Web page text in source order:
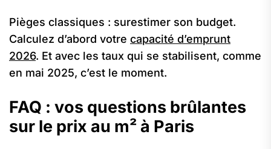
Pièges classiques : surestimer son budget.
Calculez d’abord votre capacité d’emprunt
2026. Et avec les taux qui se stabilisent, comme
en mai 2025, c’est le moment.
FAQ : vos questions brûlantes
sur le prix au m² à Paris